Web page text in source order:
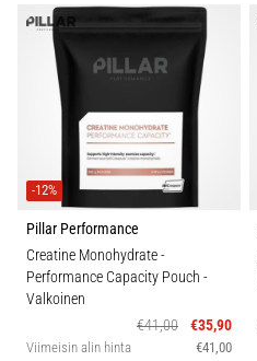
-12%
Pillar Performance
Creatine Monohydrate -
Performance Capacity Pouch -
Valkoinen
€41,00
€35,90
Viimeisin alin hinta €41,00